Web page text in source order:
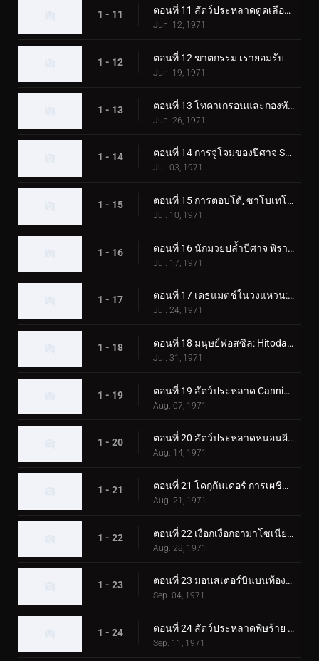
1 - 11 ตอนที่ 11 สัตว์ประหลาดดูดเลือด เกบาคอนดอร์
Jun. 12, 1971
1 - 12 ตอนที่ 12 ฆาตกรรม เรายอมรับ
Jun. 19, 1971
1 - 13 ตอนที่ 13 โทคาเกรอนและกองทัพมอนสเตอร์ตัวใหญ่
Jun. 26, 1971
1 - 14 ตอนที่ 14 การจู่โจมของปีศาจ Sabotegron
Jul. 03, 1971
1 - 15 ตอนที่ 15 การตอบโต้, ซาโบเทโกรน
Jul. 10, 1971
1 - 16 ตอนที่ 16 นักมวยปล้ำปีศาจ พิราซอรัส
Jul. 17, 1971
1 - 17 ตอนที่ 17 เดธแมตช์ในวงแหวน: พ่ายแพ้! พิราซอรัส
Jul. 24, 1971
1 - 18 ตอนที่ 18 มนุษย์ฟอสซิล: Hitodanger
Jul. 31, 1971
1 - 19 ตอนที่ 19 สัตว์ประหลาด Cannibubbler ปรากฏตัวที่ฮอกไกโด
Aug. 07, 1971
1 - 20 ตอนที่ 20 สัตว์ประหลาดหนอนผีเสื้อพ่นไฟ: โดกุกันเดอร์
Aug. 14, 1971
1 - 21 ตอนที่ 21 โดกุกันเดอร์ การเผชิญหน้าในปราสาทโอซาก้า
Aug. 21, 1971
1 - 22 ตอนที่ 22 เงือกเงือกอามาโซเนียที่น่าสงสัย
Aug. 28, 1971
1 - 23 ตอนที่ 23 มอนสเตอร์บินบนท้องฟ้า มูซาเบดอล
Sep. 04, 1971
1 - 24 ตอนที่ 24 สัตว์ประหลาดพิษร้าย คิโนโคมอลก์ ออกเดินทาง!
Sep. 11, 1971